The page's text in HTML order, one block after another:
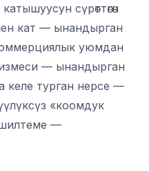
сүрөттөгөн
кат — ынандырган
уюмдан
— ынандырган
келе турган нерсе —
«коомдук
шилтеме —